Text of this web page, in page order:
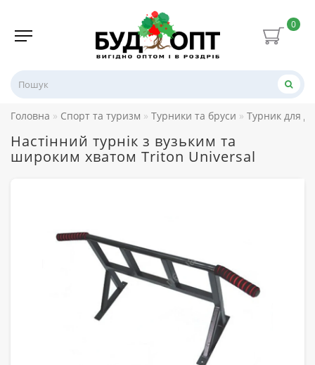
0
Головна Спорт та туризм Турники та бруси Турник для
Настінний турнік з вузьким та
широким хватом Triton Universal